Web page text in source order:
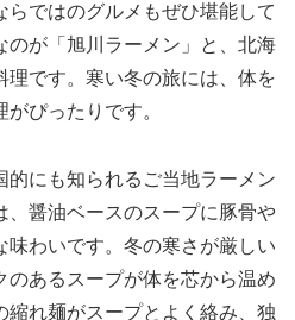
らではのグルメもぜひ堪能して
のが「旭川ラーメン」と、北海
理です。寒い冬の旅には、体を
ぴったりです。
的にも知られるご当地ラーメン
、醤油ベースのスープに豚骨や
味わいです。冬の寒さが厳しい
のあるスープが体を芯から温め
縮れ麺がスープとよく絡み、独